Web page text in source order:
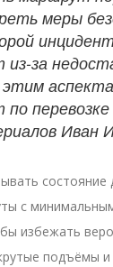
меры
из-за
этим
по перевозке
Иван
с
избежать
подъёмы и